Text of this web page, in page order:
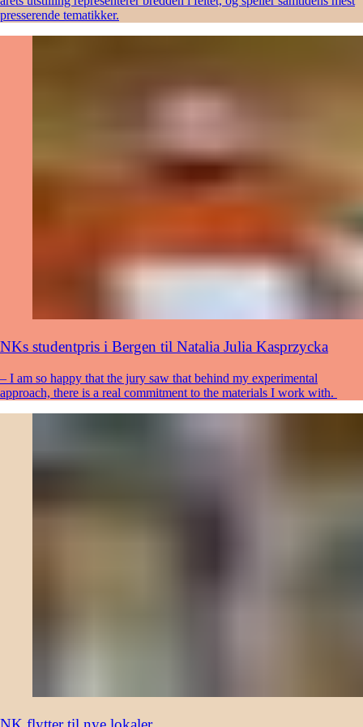
presserende tematikker.
NKs studentpris i Bergen til Natalia Julia Kasprzycka
– I am so happy that the jury saw that behind my experimental
approach, there is a real commitment to the materials I work with.